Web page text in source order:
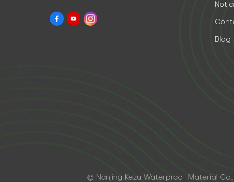
Blog
© Nanjing Kezu Waterproof Material